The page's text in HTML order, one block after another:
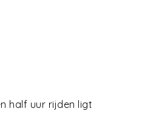
half uur rijden ligt